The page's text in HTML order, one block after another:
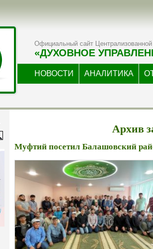
Официальный сайт Централизованной
«ДУХОВНОЕ
НОВОСТИ АНАЛИТИКА
Архив
Муфтий посетил Балашовский